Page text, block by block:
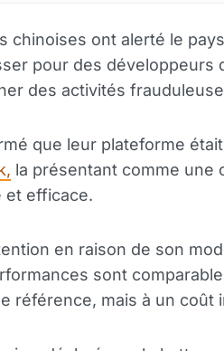
chinoises ont alerté le
pour des développeurs
des activités
que leur plateforme
la présentant comme une
et efficace.
en raison de son
sont
référence, mais à un coût